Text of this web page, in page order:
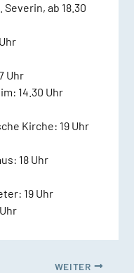
Severin, ab 18.30
Uhr
14.30 Uhr
Kirche: 19 Uhr
18 Uhr
19 Uhr
WEITER